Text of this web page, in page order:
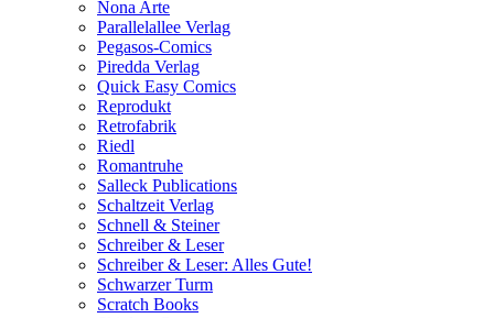
Nona Arte
Parallelallee Verlag
Pegasos-Comics
Piredda Verlag
Quick Easy Comics
Reprodukt
Retrofabrik
Riedl
Romantruhe
Salleck Publications
Schaltzeit Verlag
Schnell & Steiner
Schreiber & Leser
Schreiber & Leser: Alles Gute!
Schwarzer Turm
Scratch Books